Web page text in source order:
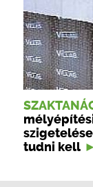
tudni kell